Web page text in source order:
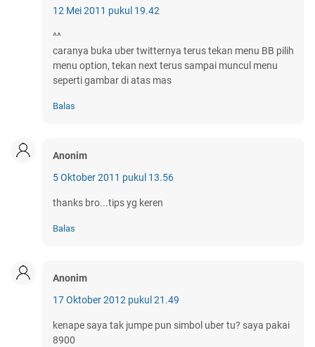
12 Mei 2011 pukul 19.42
^^
caranya buka uber twitternya terus tekan menu BB pilih
menu option, tekan next terus sampai muncul menu
seperti gambar di atas mas
Balas
Anonim
5 Oktober 2011 pukul 13.56
thanks bro...tips yg keren
Balas
Anonim
17 Oktober 2012 pukul 21.49
kenape saya tak jumpe pun simbol uber tu? saya pakai
8900